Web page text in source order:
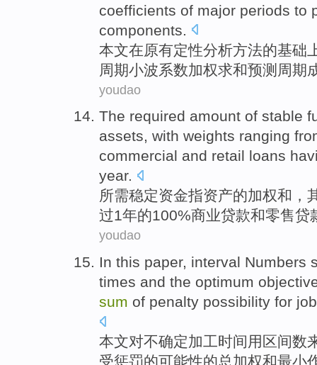
coefficients of major periods to
components
本文在原有定性分析方法的基础
周期小波系数加权求和预测 周期
youdao
The required amount of stable
assets, with weights ranging
commercial and retail loans
year.
所需稳定资金指资产的加权和 ，
过1年的100%商业贷款和零售贷
youdao
In this paper, interval Numbers
times and the optimum
sum of penalty possibility for
本文对不确定加工时间用区间数
受惩罚的可能性的总加权和最小